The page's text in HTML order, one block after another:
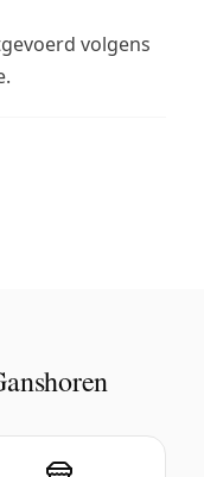
volgens